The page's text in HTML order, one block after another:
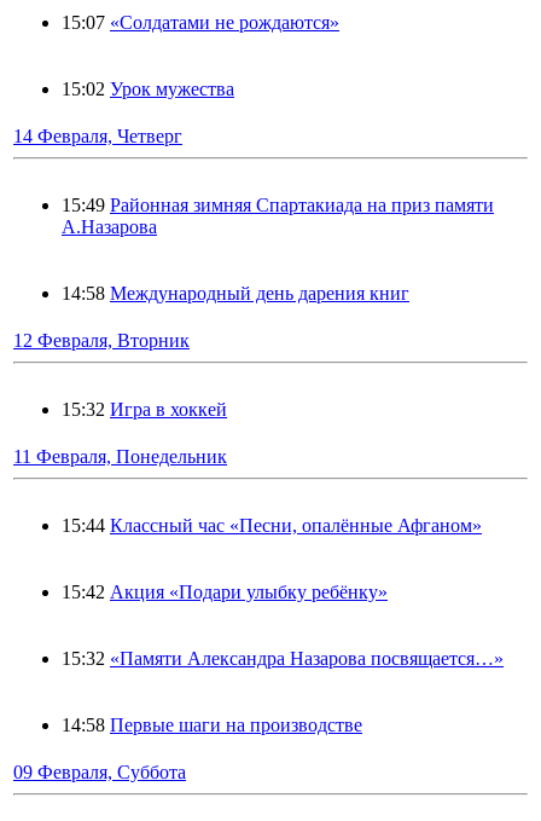
15:07 «Солдатами не рождаются»
15:02 Урок мужества
14 Февраля, Четверг
15:49 Районная зимняя Спартакиада на приз памяти
А.Назарова
14:58 Международный день дарения книг
12 Февраля, Вторник
15:32 Игра в хоккей
11 Февраля, Понедельник
15:44 Классный час «Песни, опалённые Афганом»
15:42 Акция «Подари улыбку ребёнку»
15:32 «Памяти Александра Назарова посвящается…»
14:58 Первые шаги на производстве
09 Февраля, Суббота